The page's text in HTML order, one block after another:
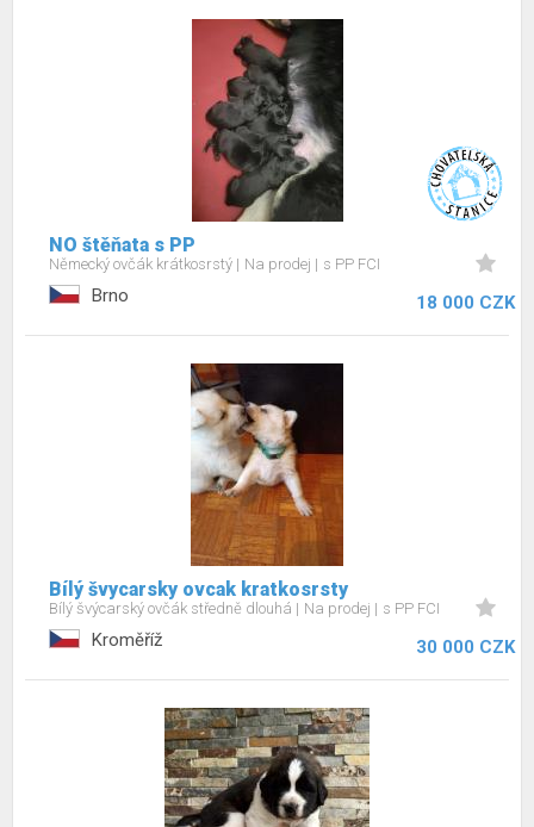
NO štěňata s PP
Německý ovčák krátkosrstý Na prodej s PP FCI
Brno 18 000 CZK
Bílý švycarsky ovcak kratkosrsty
Bílý švýcarský ovčák středně dlouhá Na prodej s PP FCI
Kroměříž 30 000 CZK